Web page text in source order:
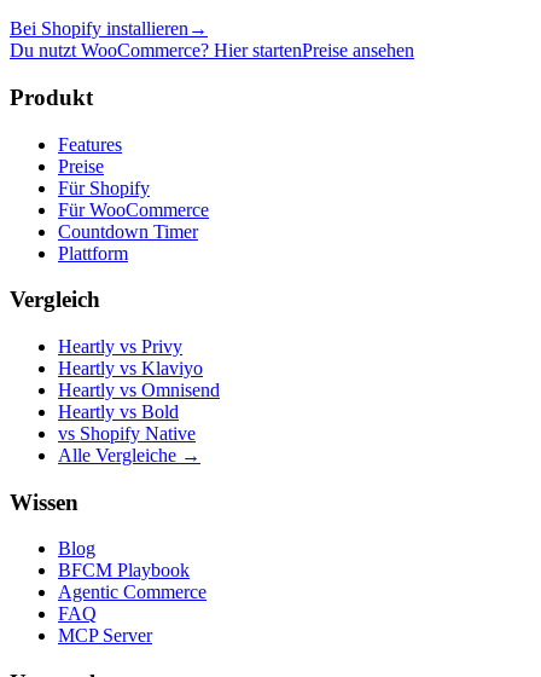
Bei Shopify installieren →
Du nutzt WooCommerce? Hier startenPreise ansehen
Produkt
Features
Preise
Für Shopify
Für WooCommerce
Countdown Timer
Plattform
Vergleich
Heartly vs Privy
Heartly vs Klaviyo
Heartly vs Omnisend
Heartly vs Bold
vs Shopify Native
Alle Vergleiche →
Wissen
Blog
BFCM Playbook
Agentic Commerce
FAQ
MCP Server